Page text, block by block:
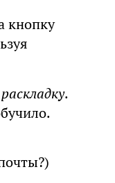
кнопку
раскладку.